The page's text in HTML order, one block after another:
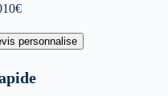
€
personnalise